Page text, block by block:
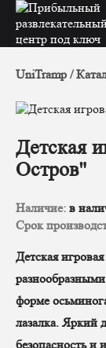
UniTramp
Детская
Остров"
Наличие: в
Срок
Детская
форме
лазалка. Яркий
безопасность и